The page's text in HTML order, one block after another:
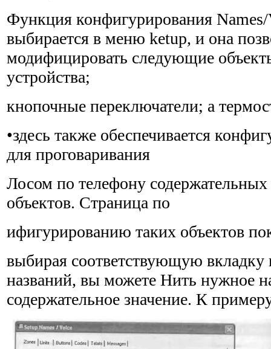
Функция конфигурирования
выбирается в меню ketup, и она
модифицировать следующие
устройства;
кнопочные переключатели; а
•здесь также обеспечивается
для проговаривания
Лосом по телефону
объектов. Страница по
ифигурированию таких объектов
выбирая соответствующую вкладку
названий, вы можете Нить нужное
содержательное значение. К